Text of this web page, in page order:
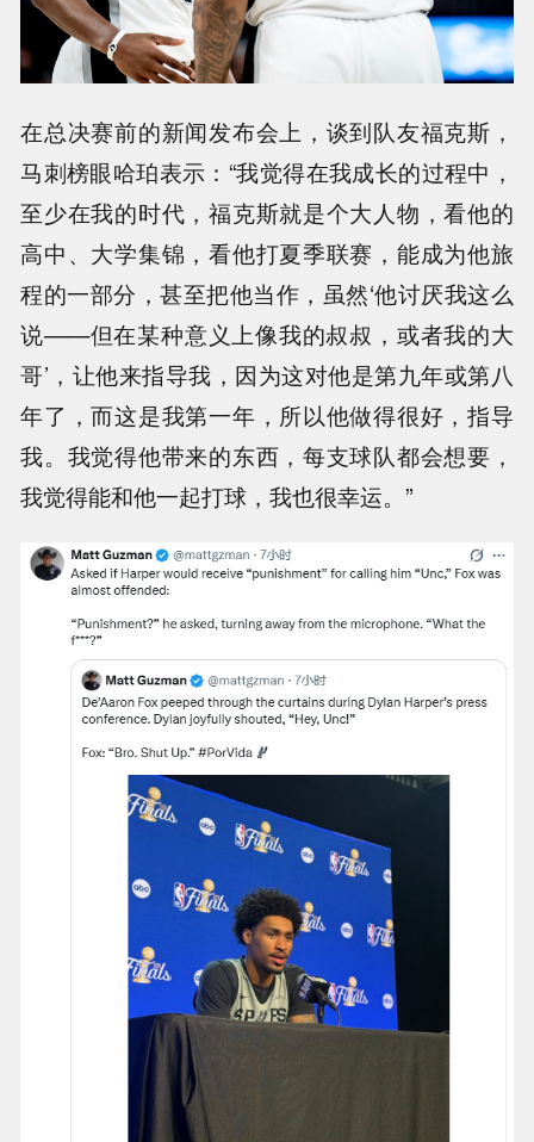
在总决赛前的新闻发布会上，谈到队友福克斯，
马刺榜眼哈珀表示：“我觉得在我成长的过程中，
至少在我的时代，福克斯就是个大人物，看他的
高中、大学集锦，看他打夏季联赛，能成为他旅
程的一部分，甚至把他当作，虽然‘他讨厌我这么
说——但在某种意义上像我的叔叔，或者我的大
哥’，让他来指导我，因为这对他是第九年或第八
年了，而这是我第一年，所以他做得很好，指导
我。我觉得他带来的东西，每支球队都会想要，
我觉得能和他一起打球，我也很幸运。”